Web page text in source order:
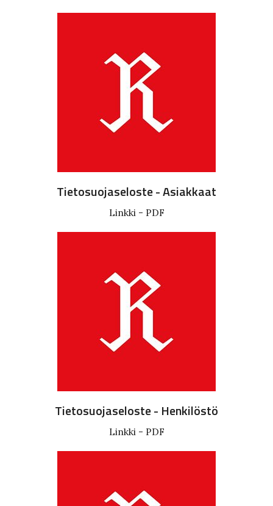
Tietosuojaseloste - Asiakkaat
Linkki - PDF
Tietosuojaseloste - Henkilöstö
Linkki - PDF